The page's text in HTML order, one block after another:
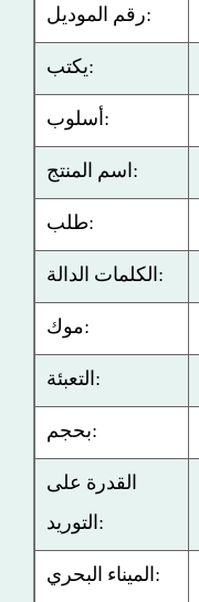
رقم الموديل:
يكتب:
أسلوب:
اسم المنتج:
طلب:
الكلمات الدالة:
موك:
التعبئة:
بحجم:
القدرة على
التوريد:
الميناء البحري: